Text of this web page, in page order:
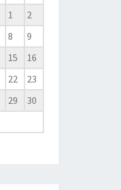
1
2
8
9
15
16
22
23
29
30